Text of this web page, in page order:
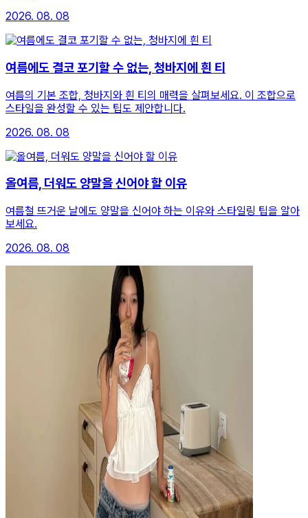
2026. 08. 08
여름에도 결코 포기할 수 없는, 청바지에 흰 티
여름의 기본 조합, 청바지와 흰 티의 매력을 살펴보세요. 이 조합으로
스타일을 완성할 수 있는 팁도 제안합니다.
2026. 08. 08
올여름, 더워도 양말을 신어야 할 이유
여름철 뜨거운 날에도 양말을 신어야 하는 이유와 스타일링 팁을 알아
보세요.
2026. 08. 08